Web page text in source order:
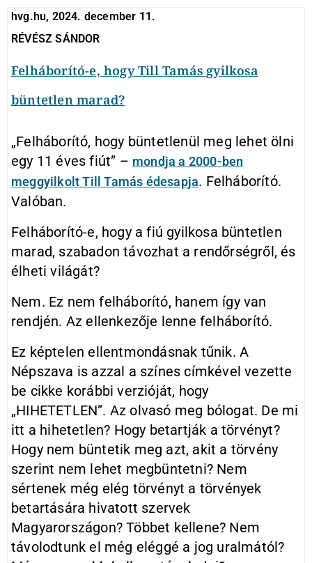
hvg.hu, 2024. december 11.
RÉVÉSZ SÁNDOR
Felháborító-e, hogy Till Tamás gyilkosa
büntetlen marad?
„Felháborító, hogy büntetlenül meg lehet ölni
egy 11 éves fiút” – mondja a 2000-ben
meggyilkolt Till Tamás édesapja. Felháborító.
Valóban.
Felháborító-e, hogy a fiú gyilkosa büntetlen
marad, szabadon távozhat a rendőrségről, és
élheti világát?
Nem. Ez nem felháborító, hanem így van
rendjén. Az ellenkezője lenne felháborító.
Ez képtelen ellentmondásnak tűnik. A
Népszava is azzal a színes címkével vezette
be cikke korábbi verzióját, hogy
„HIHETETLEN”. Az olvasó meg bólogat. De mi
itt a hihetetlen? Hogy betartják a törvényt?
Hogy nem büntetik meg azt, akit a törvény
szerint nem lehet megbüntetni? Nem
sértenek még elég törvényt a törvények
betartására hivatott szervek
Magyarországon? Többet kellene? Nem
távolodtunk el még eléggé a jog uralmától?